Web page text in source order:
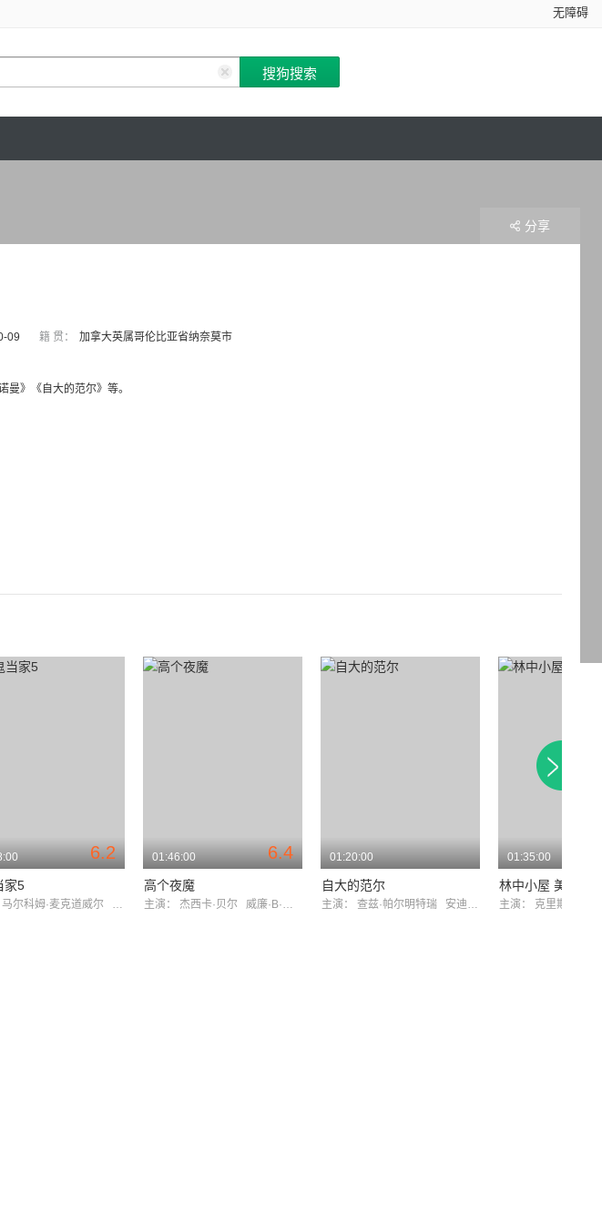
无障碍
09 籍 贯：
加拿大英属哥伦比亚省纳奈莫市
曼》《自大的范尔》等。
分享
6.2
家5
马尔科姆·麦克道威尔 祖蒂·弗兰
6.4
01:46:00
高个夜魔
主演： 杰西卡·贝尔 威廉·B·戴维斯
01:20:00
自大的范尔
主演： 查兹·帕尔明特瑞 安迪·麦克道尔
01:35:00
林中小屋 美国版
主演： 克里斯汀·